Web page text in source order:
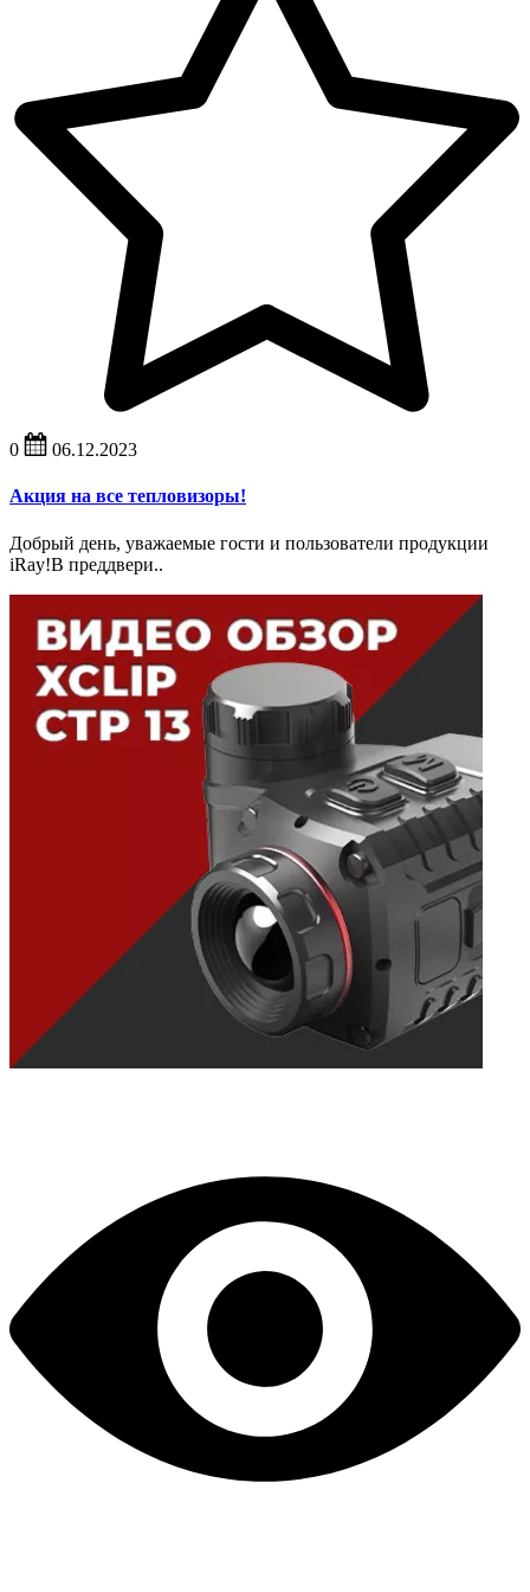
0 06.12.2023
Акция на все тепловизоры!
Добрый день, уважаемые гости и пользователи продукции
iRay!В преддвери..